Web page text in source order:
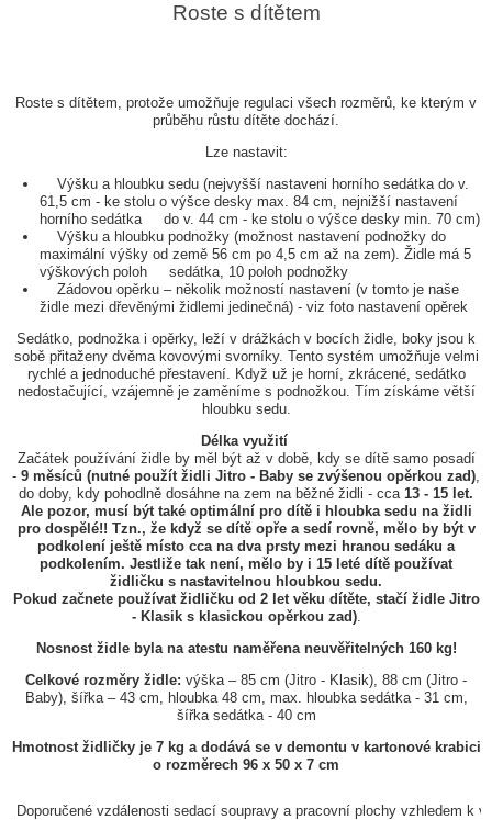
Roste s dítětem
Roste s dítětem, protože umožňuje regulaci všech rozměrů, ke kterým v
průběhu růstu dítěte dochází.
Lze nastavit:
Výšku a hloubku sedu (nejvyšší nastaveni horního sedátka do v.
61,5 cm - ke stolu o výšce desky max. 84 cm, nejnižší nastavení
horního sedátka do v. 44 cm - ke stolu o výšce desky min. 70 cm)
Výšku a hloubku podnožky (možnost nastavení podnožky do
maximální výšky od země 56 cm po 4,5 cm až na zem). Židle má 5
výškových poloh sedátka, 10 poloh podnožky
Zádovou opěrku – několik možností nastavení (v tomto je naše
židle mezi dřevěnými židlemi jedinečná) - viz foto nastavení opěrek
Sedátko, podnožka i opěrky, leží v drážkách v bocích židle, boky jsou k
sobě přitaženy dvěma kovovými svorníky. Tento systém umožňuje velmi
rychlé a jednoduché přestavení. Když už je horní, zkrácené, sedátko
nedostačující, vzájemně je zaměníme s podnožkou. Tím získáme větší
hloubku sedu.
Délka využití
Začátek používání židle by měl být až v době, kdy se dítě samo posadí
- 9 měsíců (nutné použít židli Jitro - Baby se zvýšenou opěrkou zad),
do doby, kdy pohodlně dosáhne na zem na běžné židli - cca 13 - 15 let.
Ale pozor, musí být také optimální pro dítě i hloubka sedu na židli
pro dospělé!! Tzn., že když se dítě opře a sedí rovně, mělo by být v
podkolení ještě místo cca na dva prsty mezi hranou sedáku a
podkolením. Jestliže tak není, mělo by i 15 leté dítě používat
židličku s nastavitelnou hloubkou sedu.
Pokud začnete používat židličku od 2 let věku dítěte, stačí židle Jitro
- Klasik s klasickou opěrkou zad).
Nosnost židle byla na atestu naměřena neuvěřitelných 160 kg!
Celkové rozměry židle: výška – 85 cm (Jitro - Klasik), 88 cm (Jitro -
Baby), šířka – 43 cm, hloubka 48 cm, max. hloubka sedátka - 31 cm,
šířka sedátka - 40 cm
Hmotnost židličky je 7 kg a dodává se v demontu v kartonové krabici
o rozměrech 96 x 50 x 7 cm
Doporučené vzdálenosti sedací soupravy a pracovní plochy vzhledem k